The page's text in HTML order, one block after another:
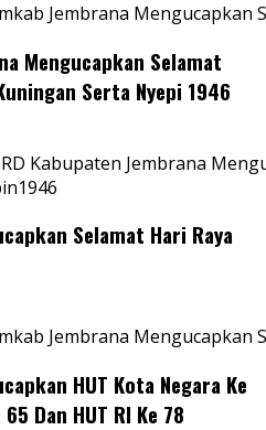
Jembrana Mengucapkan
Mengucapkan Selamat
Serta Nyepi 1946
Kabupaten Jembrana
Selamat Hari Raya
Jembrana Mengucapkan
HUT Kota Negara Ke
Dan HUT RI Ke 78